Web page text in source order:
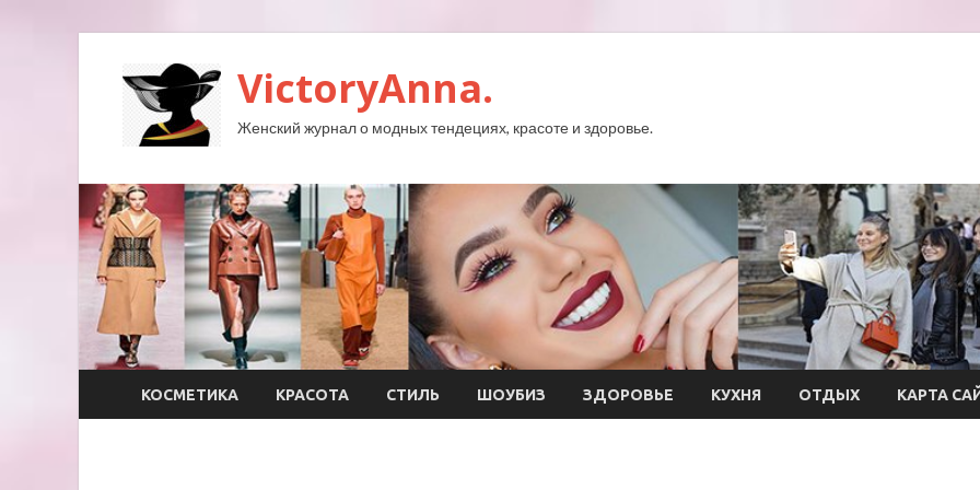
VictoryAnna.
Женский журнал о модных тендециях, красоте и здоровье.
КОСМЕТИКА КРАСОТА СТИЛЬ ШОУБИЗ ЗДОРОВЬЕ КУХНЯ ОТДЫХ КАРТА